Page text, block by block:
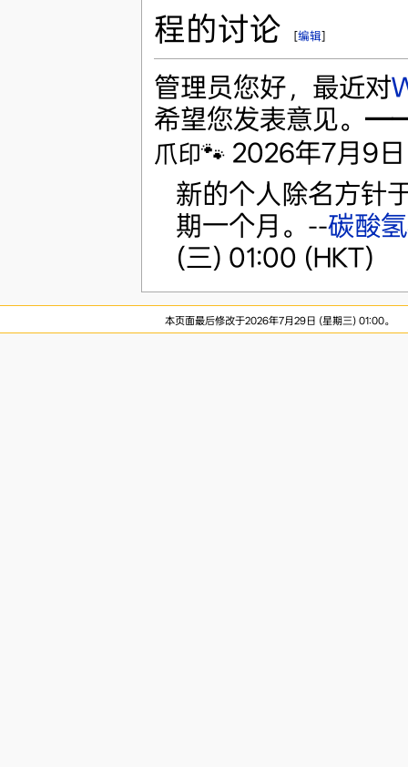
程的讨论 [编辑]
管理员您好，最近对
希望您发表意见。
爪印🐾 2026年7月9日
新的个人除名方针
期一个月。--碳酸
(三) 01:00 (HKT)
本页面最后修改于2026年7月29日 (星期三) 01:00。